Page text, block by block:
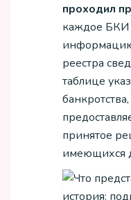
проходил
каждое БКИ
информацию
реестра
таблице
принятое
имеющихся